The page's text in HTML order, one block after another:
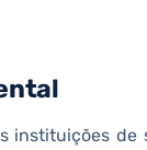
instituições de